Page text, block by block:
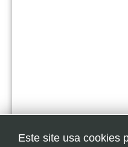
Este site usa cookies